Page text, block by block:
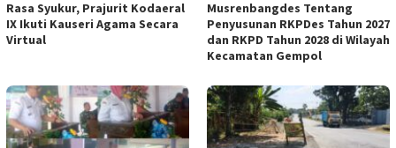
Rasa Syukur, Prajurit Kodaeral
IX Ikuti Kauseri Agama Secara
Virtual
Musrenbangdes Tentang
Penyusunan RKPDes Tahun 2027
dan RKPD Tahun 2028 di Wilayah
Kecamatan Gempol